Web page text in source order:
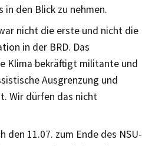
in den Blick zu nehmen.
nicht die erste und nicht die
in der BRD. Das
Klima bekräftigt militante und
Ausgrenzung und
Wir dürfen das nicht
11.07. zum Ende des NSU-